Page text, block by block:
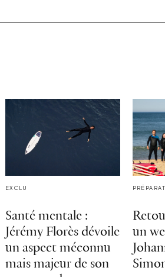
EXCLU
Santé mentale :
Jérémy Florès dévoile
un aspect méconnu
mais majeur de son
un